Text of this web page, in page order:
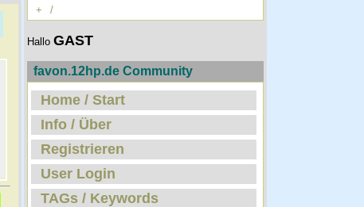
+
/
Hallo GAST
favon.12hp.de Community
Home / Start
Info / Über
Registrieren
User Login
TAGs / Keywords